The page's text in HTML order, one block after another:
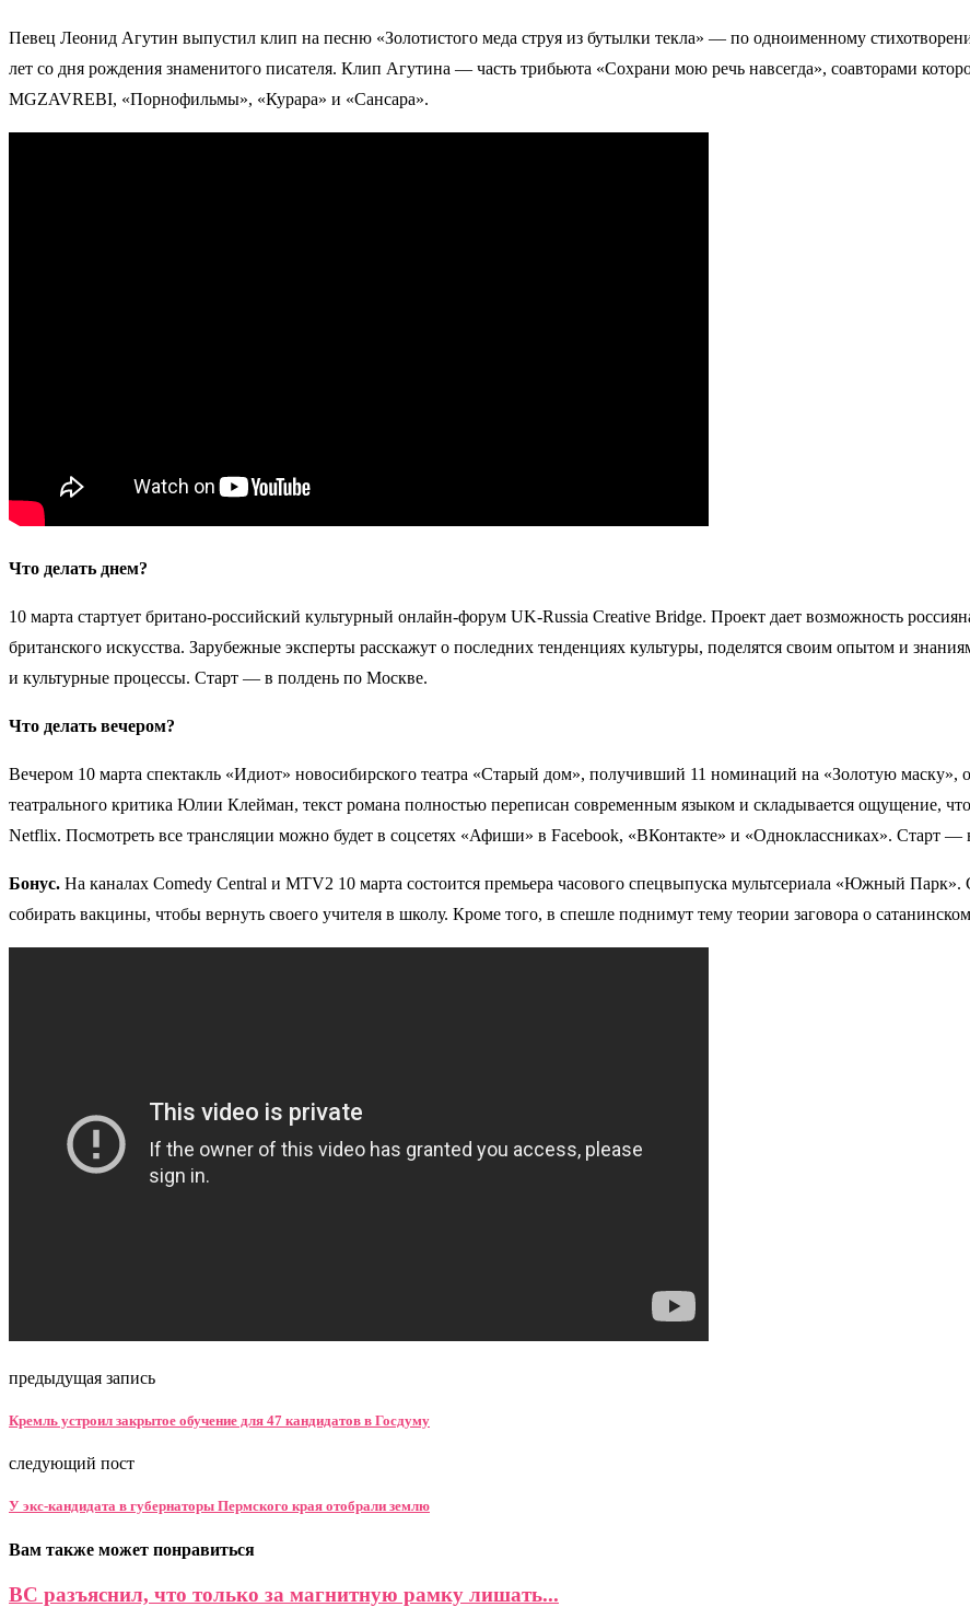
Певец Леонид Агутин выпустил клип на песню «Золотистого меда струя из бутылки текла» — по одноименному
лет со дня рождения знаменитого писателя. Клип Агутина — часть трибьюта «Сохрани мою речь навсегда», соавторами
MGZAVREBI, «Порнофильмы», «Курара» и «Сансара».
Что делать днем?
10 марта стартует британо-российский культурный онлайн-форум UK-Russia Creative Bridge. Проект дает возможность
британского искусства. Зарубежные эксперты расскажут о последних тенденциях культуры, поделятся своим опытом и
и культурные процессы. Старт — в полдень по Москве.
Что делать вечером?
Вечером 10 марта спектакль «Идиот» новосибирского театра «Старый дом», получивший 11 номинаций на «Золотую маску»,
театрального критика Юлии Клейман, текст романа полностью переписан современным языком и складывается ощущение,
Netflix. Посмотреть все трансляции можно будет в соцсетях «Афиши» в Facebook, «ВКонтакте» и «Одноклассниках». Старт —
Бонус. На каналах Comedy Central и MTV2 10 марта состоится премьера часового спецвыпуска мультсериала «Южный Парк».
собирать вакцины, чтобы вернуть своего учителя в школу. Кроме того, в спешле поднимут тему теории заговора о
предыдущая запись
Кремль устроил закрытое обучение для 47 кандидатов в Госдуму
следующий пост
У экс-кандидата в губернаторы Пермского края отобрали землю
Вам также может понравиться
ВС разъяснил, что только за магнитную рамку лишать...